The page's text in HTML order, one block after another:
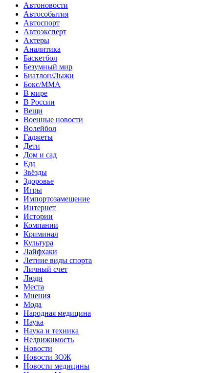
Автоновости
Автособытия
Автоспорт
Автоэксперт
Актеры
Аналитика
Баскетбол
Безумный мир
Биатлон/Лыжи
Бокс/MMA
В мире
В России
Вещи
Военные новости
Волейбол
Гаджеты
Дети
Дом и сад
Еда
Звёзды
Здоровье
Игры
Импортозамещение
Интернет
Истории
Компании
Криминал
Культура
Лайфхаки
Летние виды спорта
Личный счет
Люди
Места
Мнения
Мода
Народная медицина
Наука
Наука и техника
Недвижимость
Новости
Новости ЗОЖ
Новости медицины